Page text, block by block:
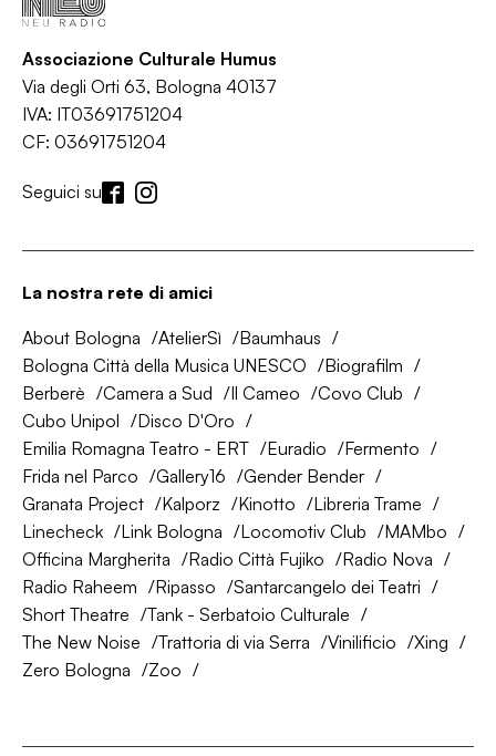
Associazione Culturale Humus
Via degli Orti 63, Bologna 40137
IVA: IT03691751204
CF: 03691751204
Seguici su
La nostra rete di amici
About Bologna AtelierSì
Baumhaus
Bologna Città della Musica UNESCO
Biografilm
Berberè
Camera a Sud Il Cameo
Covo Club
Cubo Unipol
Disco D'Oro
Emilia Romagna Teatro - ERT
Euradio
Fermento
Frida nel Parco
Gallery16
Gender Bender
Granata Project
Kalporz Kinotto
Libreria Trame
Linecheck
Link Bologna Locomotiv Club
MAMbo
Officina Margherita
Radio Città Fujiko
Radio Nova
Radio Raheem
Ripasso
Santarcangelo dei Teatri
Short Theatre
Tank - Serbatoio Culturale
The New Noise
Trattoria di via Serra Vinilificio
Xing
Zero Bologna
Zoo